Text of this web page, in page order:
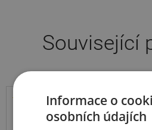
Související
Informace o
osobních údajích